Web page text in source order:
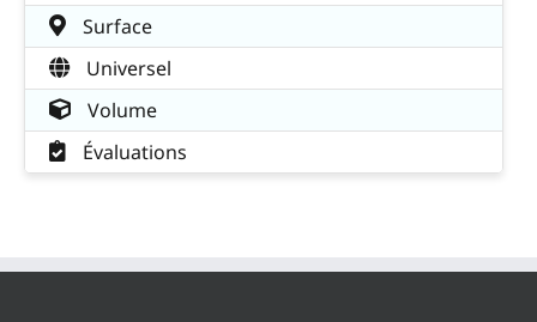
Surface
Universel
Volume
Évaluations